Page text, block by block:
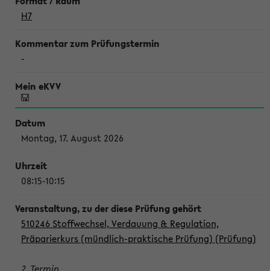
H7
-
Montag, 17. August 2026
08:15-10:15
510246 Stoffwechsel, Verdauung & Regulation,
Präparierkurs (mündlich-praktische Prüfung) (Prüfung)